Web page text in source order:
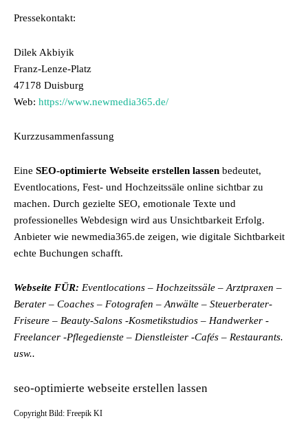
Pressekontakt:
Dilek Akbiyik
Franz-Lenze-Platz
47178 Duisburg
Web: https://www.newmedia365.de/
Kurzzusammenfassung
Eine SEO-optimierte Webseite erstellen lassen bedeutet,
Eventlocations, Fest- und Hochzeitssäle online sichtbar zu
machen. Durch gezielte SEO, emotionale Texte und
professionelles Webdesign wird aus Unsichtbarkeit Erfolg.
Anbieter wie newmedia365.de zeigen, wie digitale Sichtbarkeit
echte Buchungen schafft.
Webseite FÜR: Eventlocations – Hochzeitssäle – Arztpraxen –
Berater – Coaches – Fotografen – Anwälte – Steuerberater-
Friseure – Beauty-Salons -Kosmetikstudios – Handwerker -
Freelancer -Pflegedienste – Dienstleister -Cafés – Restaurants.
usw..
seo-optimierte webseite erstellen lassen
Copyright Bild: Freepik KI